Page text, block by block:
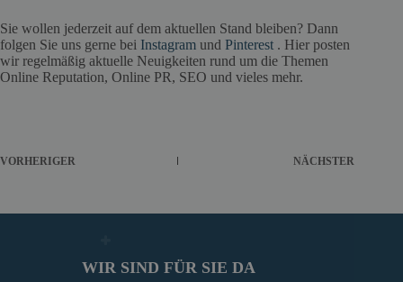
Sie wollen jederzeit auf dem aktuellen Stand bleiben? Dann
folgen Sie uns gerne bei Instagram und Pinterest . Hier posten
wir regelmäßig aktuelle Neuigkeiten rund um die Themen
Online Reputation, Online PR, SEO und vieles mehr.
VORHERIGER NÄCHSTER
WIR SIND FÜR SIE DA